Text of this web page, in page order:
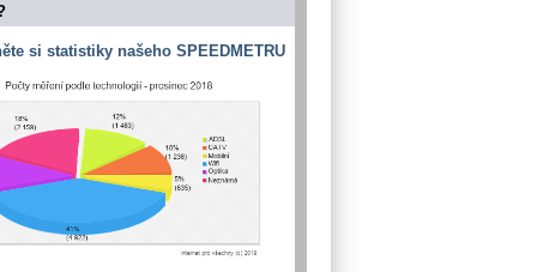
si statistiky našeho SPEEDMETRU